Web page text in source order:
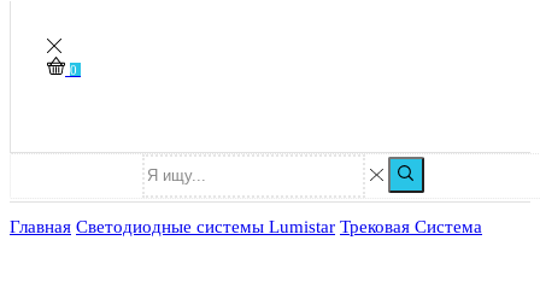
0
Главная Светодиодные системы Lumistar Трековая Система